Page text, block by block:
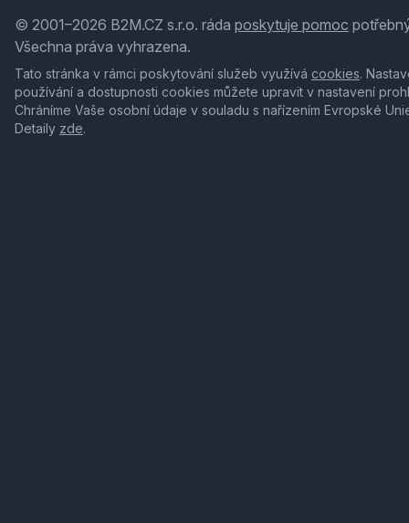
© 2001–2026 B2M.CZ s.r.o. ráda poskytuje pomoc
Všechna práva vyhrazena.
Tato stránka v rámci poskytování služeb využívá cookies.
používání a dostupnosti cookies můžete upravit v nastavení
Chráníme Vaše osobní údaje v souladu s nařízením Evropské
Detaily zde.